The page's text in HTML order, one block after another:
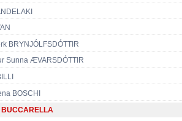
BRYNJÓLFSDÓTTIR
Sunna ÆVARSDÓTTIR
BOSCHI
BUCCARELLA